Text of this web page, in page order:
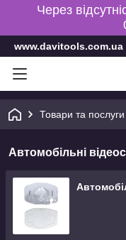
Через
www.davitools.com.ua
Товари та послуги
Автомобільні